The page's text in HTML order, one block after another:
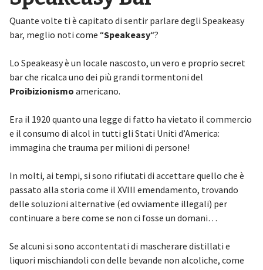
Quante volte ti è capitato di sentir parlare degli Speakeasy
bar, meglio noti come “Speakeasy“?
Lo Speakeasy è un locale nascosto, un vero e proprio secret
bar che ricalca uno dei più grandi tormentoni del
Proibizionismo americano.
Era il 1920 quanto una legge di fatto ha vietato il commercio
e il consumo di alcol in tutti gli Stati Uniti d’America:
immagina che trauma per milioni di persone!
In molti, ai tempi, si sono rifiutati di accettare quello che è
passato alla storia come il XVIII emendamento, trovando
delle soluzioni alternative (ed ovviamente illegali) per
continuare a bere come se non ci fosse un domani…
Se alcuni si sono accontentati di mascherare distillati e
liquori mischiandoli con delle bevande non alcoliche, come